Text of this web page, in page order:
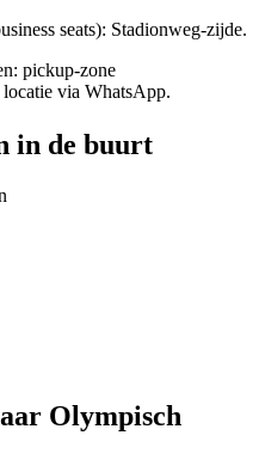
seats): Stadionweg-zijde.
pickup-zone
via WhatsApp.
in de buurt
Olympisch